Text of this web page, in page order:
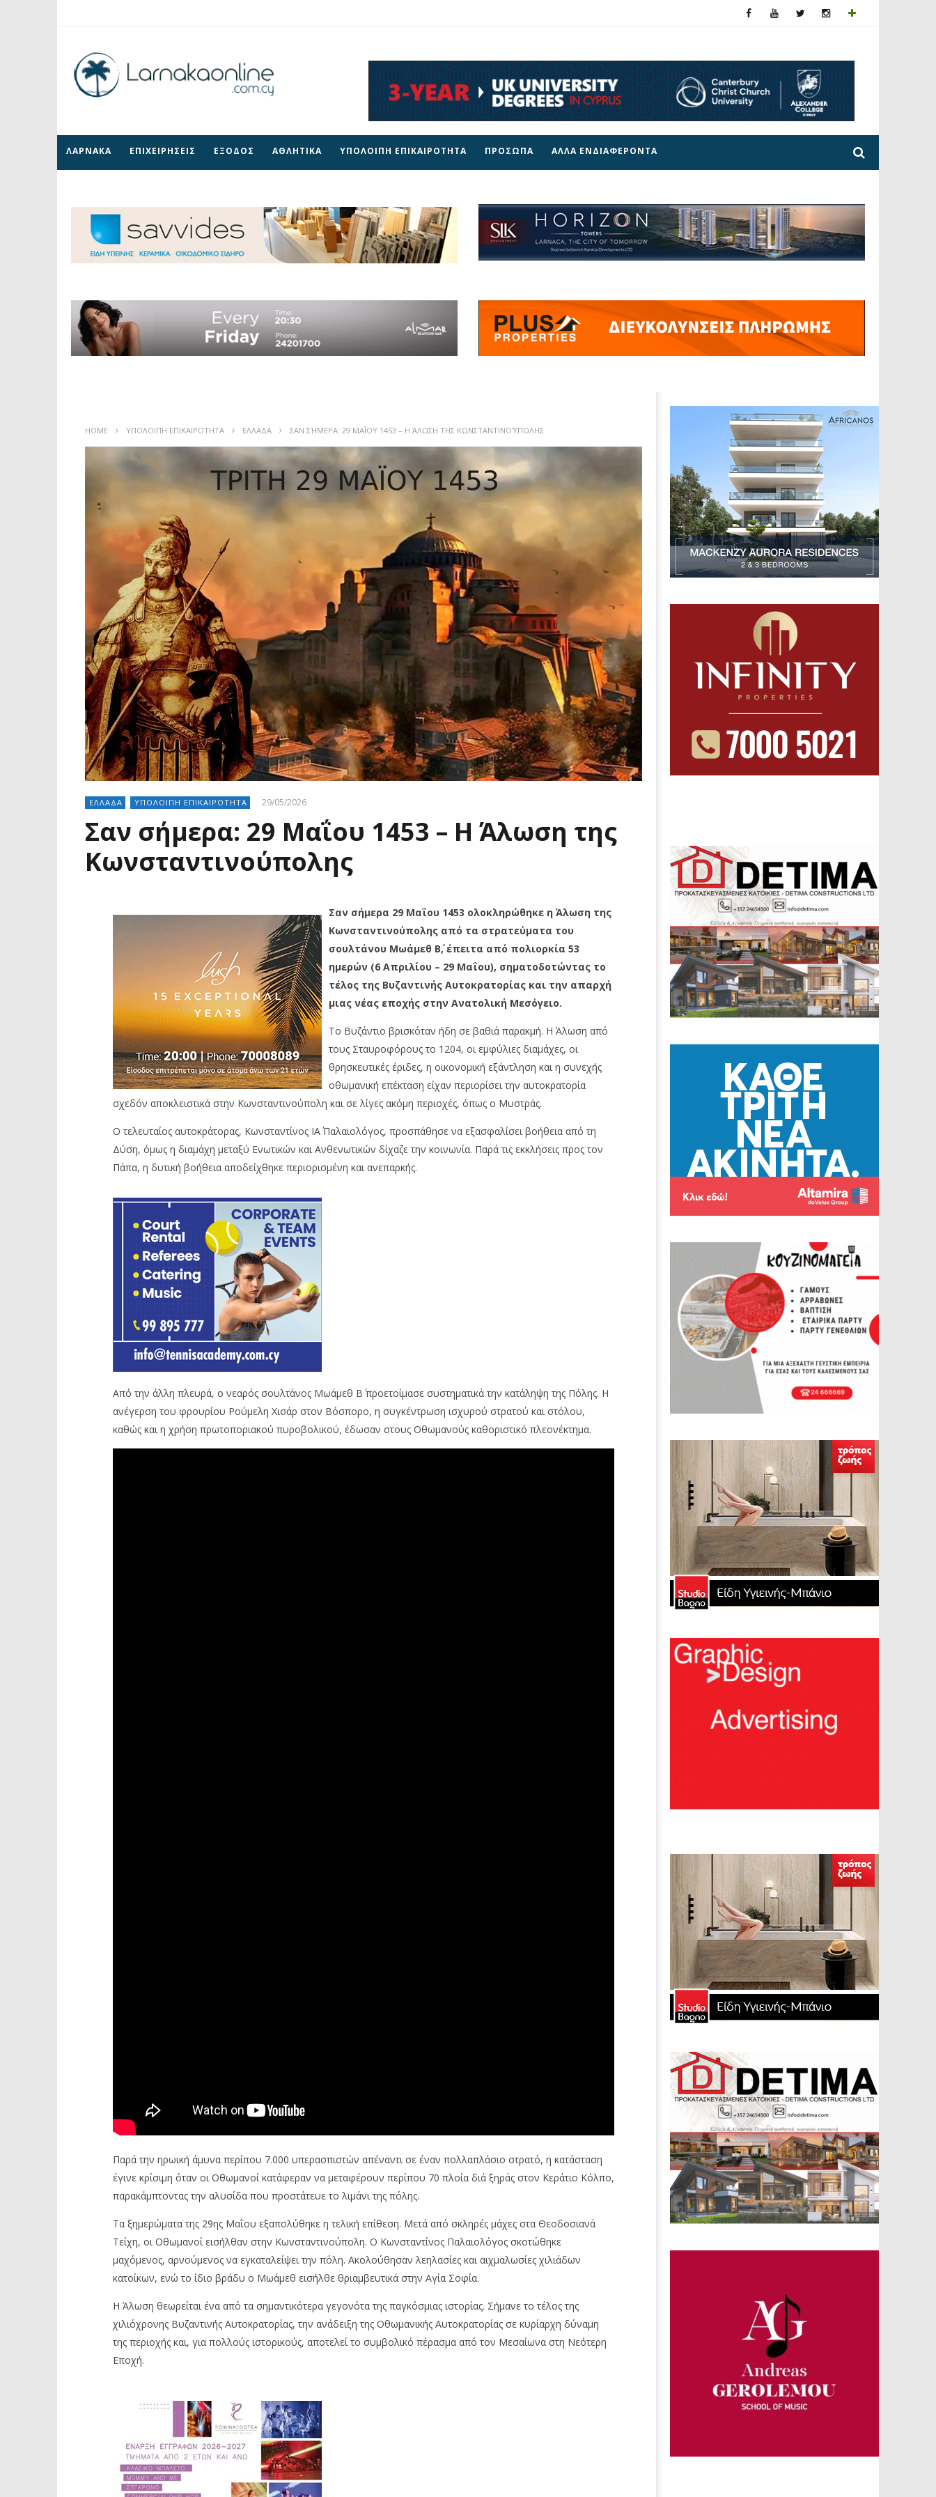
ΛΑΡΝΑΚΑ ΕΠΙΧΕΙΡΗΣΕΙΣ ΕΞΟΔΟΣ ΑΘΛΗΤΙΚΑ ΥΠΟΛΟΙΠΗ ΕΠΙΚΑΙΡΟΤΗΤΑ ΠΡΟΣΩΠΑ ΑΛΛΑ ΕΝΔΙΑΦΕΡΟΝΤΑ
HOME ΥΠΟΛΟΙΠΗ ΕΠΙΚΑΙΡΟΤΗΤΑ ΕΛΛΑΔΑ ΣΑΝ ΣΉΜΕΡΑ: 29 ΜΑΪ́ΟΥ 1453 – Η ΆΛΩΣΗ ΤΗΣ ΚΩΝΣΤΑΝΤΙΝΟΎΠΟΛΗΣ
ΕΛΛΑΔΑ ΥΠΟΛΟΙΠΗ ΕΠΙΚΑΙΡΟΤΗΤΑ 29/05/2026
Σαν σήμερα: 29 Μαΐου 1453 – Η Άλωση της
Κωνσταντινούπολης
Σαν σήμερα 29 Μαΐου 1453 ολοκληρώθηκε η Άλωση της
Κωνσταντινούπολης από τα στρατεύματα του
σουλτάνου Μωάμεθ Β΄, έπειτα από πολιορκία 53
ημερών (6 Απριλίου – 29 Μαΐου), σηματοδοτώντας το
τέλος της Βυζαντινής Αυτοκρατορίας και την απαρχή
μιας νέας εποχής στην Ανατολική Μεσόγειο.
Το Βυζάντιο βρισκόταν ήδη σε βαθιά παρακμή. Η Άλωση από
τους Σταυροφόρους το 1204, οι εμφύλιες διαμάχες, οι
θρησκευτικές έριδες, η οικονομική εξάντληση και η συνεχής
οθωμανική επέκταση είχαν περιορίσει την αυτοκρατορία
σχεδόν αποκλειστικά στην Κωνσταντινούπολη και σε λίγες ακόμη περιοχές, όπως ο Μυστράς.
Ο τελευταίος αυτοκράτορας, Κωνσταντίνος ΙΑ΄ Παλαιολόγος, προσπάθησε να εξασφαλίσει βοήθεια από τη
Δύση, όμως η διαμάχη μεταξύ Ενωτικών και Ανθενωτικών δίχαζε την κοινωνία. Παρά τις εκκλήσεις προς τον
Πάπα, η δυτική βοήθεια αποδείχθηκε περιορισμένη και ανεπαρκής.
Από την άλλη πλευρά, ο νεαρός σουλτάνος Μωάμεθ Β΄ προετοίμασε συστηματικά την κατάληψη της Πόλης. Η
ανέγερση του φρουρίου Ρούμελη Χισάρ στον Βόσπορο, η συγκέντρωση ισχυρού στρατού και στόλου,
καθώς και η χρήση πρωτοποριακού πυροβολικού, έδωσαν στους Οθωμανούς καθοριστικό πλεονέκτημα.
Παρά την ηρωική άμυνα περίπου 7.000 υπερασπιστών απέναντι σε έναν πολλαπλάσιο στρατό, η κατάσταση
έγινε κρίσιμη όταν οι Οθωμανοί κατάφεραν να μεταφέρουν περίπου 70 πλοία διά ξηράς στον Κεράτιο Κόλπο,
παρακάμπτοντας την αλυσίδα που προστάτευε το λιμάνι της πόλης.
Τα ξημερώματα της 29ης Μαΐου εξαπολύθηκε η τελική επίθεση. Μετά από σκληρές μάχες στα Θεοδοσιανά
Τείχη, οι Οθωμανοί εισήλθαν στην Κωνσταντινούπολη. Ο Κωνσταντίνος Παλαιολόγος σκοτώθηκε
μαχόμενος, αρνούμενος να εγκαταλείψει την πόλη. Ακολούθησαν λεηλασίες και αιχμαλωσίες χιλιάδων
κατοίκων, ενώ το ίδιο βράδυ ο Μωάμεθ εισήλθε θριαμβευτικά στην Αγία Σοφία.
Η Άλωση θεωρείται ένα από τα σημαντικότερα γεγονότα της παγκόσμιας ιστορίας. Σήμανε το τέλος της
χιλιόχρονης Βυζαντινής Αυτοκρατορίας, την ανάδειξη της Οθωμανικής Αυτοκρατορίας σε κυρίαρχη δύναμη
της περιοχής και, για πολλούς ιστορικούς, αποτελεί το συμβολικό πέρασμα από τον Μεσαίωνα στη Νεότερη
Εποχή.